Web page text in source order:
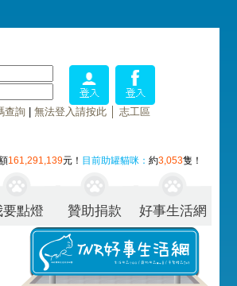
查詢| 無法登入請按此│ 志工區
161,291,139元！ 目前助罐貓咪： 約3,053隻！
要點燈 贊助捐款 好事生活網